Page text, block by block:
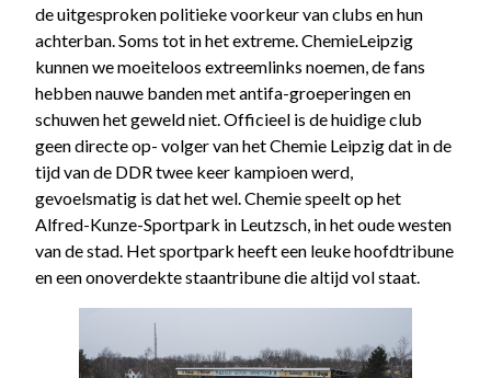
de uitgesproken politieke voorkeur van clubs en hun
achterban. Soms tot in het extreme. ChemieLeipzig
kunnen we moeiteloos extreemlinks noemen, de fans
hebben nauwe banden met antifa-groeperingen en
schuwen het geweld niet. Officieel is de huidige club
geen directe op- volger van het Chemie Leipzig dat in de
tijd van de DDR twee keer kampioen werd,
gevoelsmatig is dat het wel. Chemie speelt op het
Alfred-Kunze-Sportpark in Leutzsch, in het oude westen
van de stad. Het sportpark heeft een leuke hoofdtribune
en een onoverdekte staantribune die altijd vol staat.